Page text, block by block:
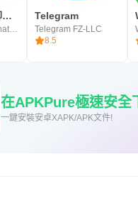
OmeTV 視頻聊天替代 – 認識陌生人，和他們交朋友 Telegram
Telegram FZ-LLC
8.5
在APKPure極速安全
一鍵安裝安卓XAPK/APK文件!